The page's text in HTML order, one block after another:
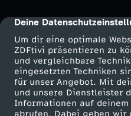
cmp-dialog-description
Deine
Um dir eine optimale
ZDFtivi präsentieren zu
und vergleichbare
eingesetzten Techniken
für unser Angebot. Mit
und unsere Dienstleister
Informationen auf
abrufen. Dabei geben wir
d
e
i
n
Mehr ZDF
ZDF-Apps